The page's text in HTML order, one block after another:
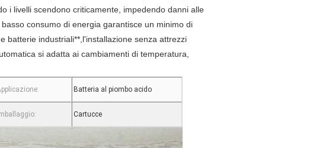
i livelli scendono criticamente, impedendo danni alle
consumo di energia garantisce un minimo di
batterie industriali**,l'installazione senza attrezzi
si adatta ai cambiamenti di temperatura,
Batteria al piombo acido
Cartucce